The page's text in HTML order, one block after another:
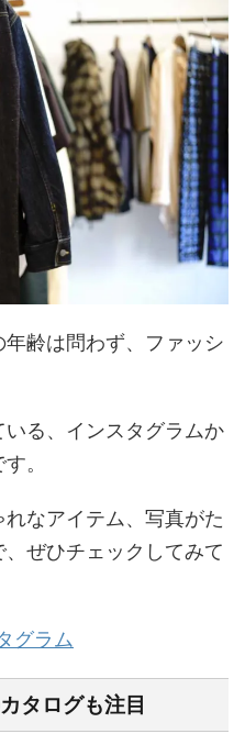
齢は問わず、ファッシ
る、インスタグラムか
。
なアイテム、写真がた
ぜひチェックしてみて
グラム
タログも注目